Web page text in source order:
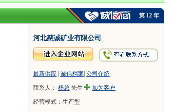
第 12 年
河北慈诚矿业有限公司
最新供应 诚信档案 公司介绍
联系人： 杨总 先生 加为客户
经营模式： 生产型